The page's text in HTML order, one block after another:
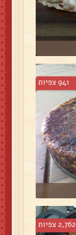
941 צפיות
2,762 צפיות